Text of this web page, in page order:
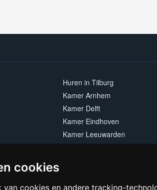
cookies
van cookies en andere tracking-
Huren in Tilburg
Kamer Arnhem
Kamer Delft
Kamer Eindhoven
Kamer Leeuwarden